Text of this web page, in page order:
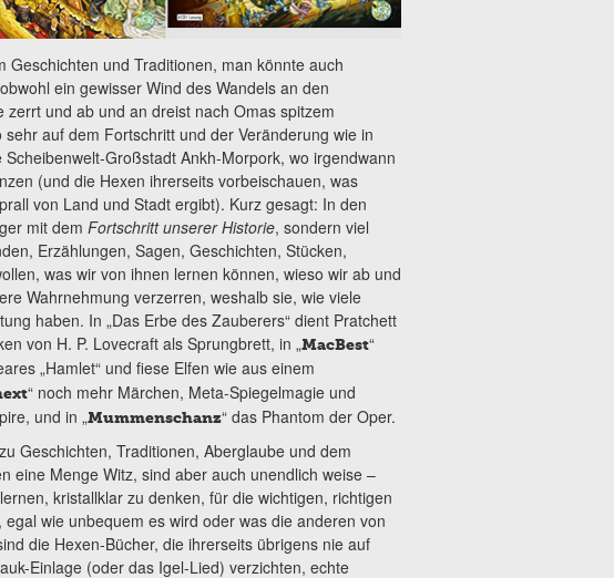
und Traditionen, man könnte auch
ein gewisser Wind des Wandels an den
und ab und an dreist nach Omas spitzem
auf dem Fortschritt und der Veränderung wie in
Großstadt Ankh-Morpork, wo irgendwann
(und die Hexen ihrerseits vorbeischauen, was
von Land und Stadt ergibt). Kurz gesagt: In den
mit dem Fortschritt unserer Historie, sondern viel
Erzählungen, Sagen, Geschichten, Stücken,
was wir von ihnen lernen können, wieso wir ab und
Wahrnehmung verzerren, weshalb sie, wie viele
haben. In „Das Erbe des Zauberers“ dient Pratchett
von H. P. Lovecraft als Sprungbrett, in „MacBest“
„Hamlet“ und fiese Elfen wie aus einem
“ noch mehr Märchen, Meta-Spiegelmagie und
und in „Mummenschanz“ das Phantom der Oper.
Geschichten, Traditionen, Aberglaube und dem
eine Menge Witz, sind aber auch unendlich weise –
kristallklar zu denken, für die wichtigen, richtigen
wie unbequem es wird oder was die anderen von
die Hexen-Bücher, die ihrerseits übrigens nie auf
Einlage (oder das Igel-Lied) verzichten, echte